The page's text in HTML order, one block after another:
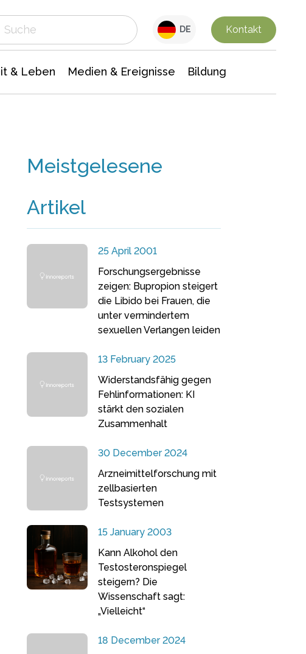
DE Kontakt
& Leben Medien & Ereignisse Bildung
Meistgelesene
Artikel
25 April 2001
Forschungsergebnisse
zeigen: Bupropion steigert
die Libido bei Frauen, die
unter vermindertem
sexuellen Verlangen leiden
13 February 2025
Widerstandsfähig gegen
Fehlinformationen: KI
stärkt den sozialen
Zusammenhalt
30 December 2024
Arzneimittelforschung mit
zellbasierten
Testsystemen
15 January 2003
Kann Alkohol den
Testosteronspiegel
steigern? Die
Wissenschaft sagt:
„Vielleicht“
18 December 2024